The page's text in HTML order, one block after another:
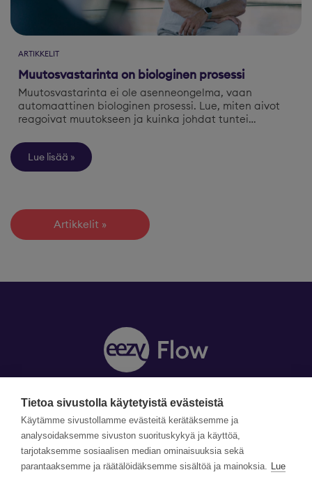
ARTIKKELIT
Muutosvastarinta on biologinen prosessi
Muutosvastarinta ei ole asenneongelma, vaan
automaattinen biologinen prosessi. Lue, miten aivot
reagoivat muutokseen ja kuinka johdat tuntei…
Lue lisää
Artikkelit
Y-tunnus: 1990870-5
Yhteystiedot »
Tilaa uutiskirje »
©Copyright Eezy Flow 2026
Tietoa sivustolla käytetyistä evästeistä
Käytämme sivustollamme evästeitä kerätäksemme ja
analysoidaksemme sivuston suorituskykyä ja käyttöä,
tarjotaksemme sosiaalisen median ominaisuuksia sekä
parantaaksemme ja räätälöidäksemme sisältöä ja mainoksia. Lue